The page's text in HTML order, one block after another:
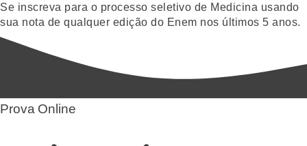
Se inscreva para o processo seletivo de Medicina usando
sua nota de qualquer edição do Enem nos últimos 5 anos.
Prova Online